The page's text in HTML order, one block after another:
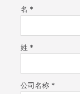
名 *
姓 *
公司名称 *